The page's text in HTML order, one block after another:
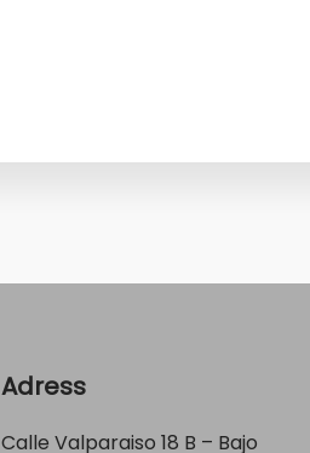
Adress
Calle Valparaiso 18 B – Bajo